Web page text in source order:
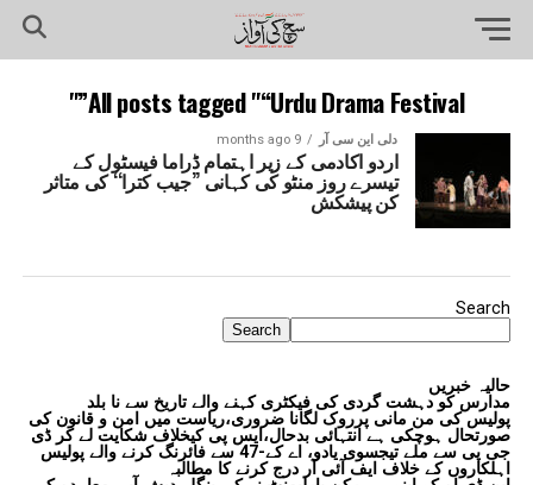
All posts tagged "“Urdu Drama Festival”"
دلی این سی آر 9 months ago
اردو اکادمی کے زیر اہتمام ڈراما فیسٹول کے
تیسرے روز منٹو کی کہانی ’’جیب کترا‘‘ کی متاثر
کن پیشکش
Search
Search
حالیہ خبریں
مدارس کو دہشت گردی کی فیکٹری کہنے والے تاریخ سے نا بلد
پولیس کی من مانی پرروک لگانا ضروری،ریاست میں امن و قانون کی
صورتحال ہوچکی ہے انتہائی بدحال،ایس پی کیخلاف شکایت لے کر ڈی
جی پی سے ملے تیجسوی یادو، اے کے-47 سے فائرنگ کرنے والے پولیس
اہلکاروں کے خلاف ایف آئی آر درج کرنے کا مطالبہ